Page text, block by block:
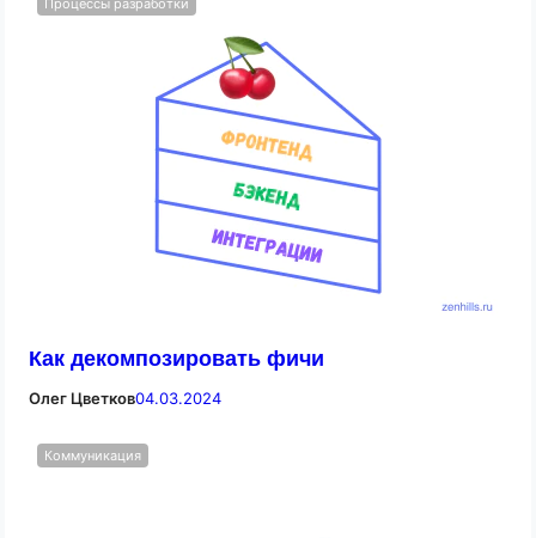
Как декомпозировать фичи
Олег Цветков04.03.2024
Процессы разработки
Коммуникация